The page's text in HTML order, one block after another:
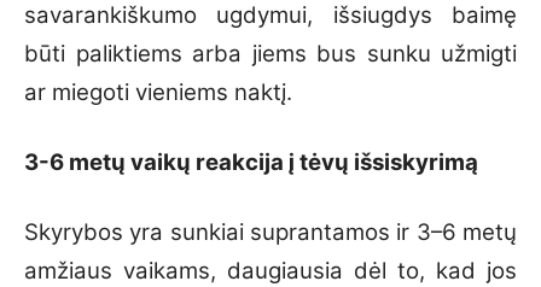
savarankiškumo ugdymui, išsiugdys baimę
būti paliktiems arba jiems bus sunku užmigti
ar miegoti vieniems naktį.
3-6 metų vaikų reakcija į tėvų išsiskyrimą
Skyrybos yra sunkiai suprantamos ir 3–6 metų
amžiaus vaikams, daugiausia dėl to, kad jos